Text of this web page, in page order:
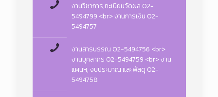
งานวิชาการ,ทะเบียนวัดผล 02-
5494799 <br> งานการเงิน 02-
5494757
งานสารบรรณ 02-5494756 <br>
งานบุคลากร 02-5494759 <br> งาน
แผนฯ, งบประมาณ และพัสดุ 02-
5494758